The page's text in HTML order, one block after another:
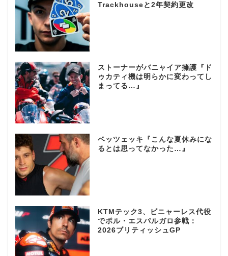
Trackhouseと2年契約更改
ストーナーがバニャイア擁護『ド
ゥカティ機は明らかに変わってし
まってる…』
ベッツェッキ『こんな夏休みにな
るとは思ってなかった…』
KTMテック3、ビニャーレス代役
でポル・エスパルガロ参戦：
2026ブリティッシュGP